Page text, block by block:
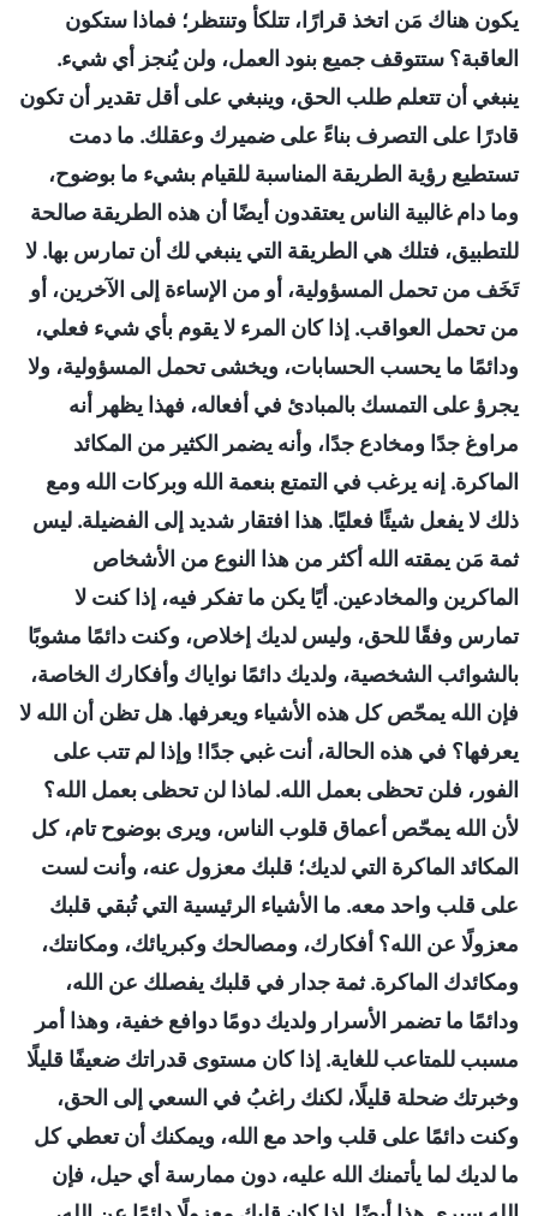
يكون هناك مَن اتخذ قرارًا، تتلكأ وتنتظر؛ فماذا ستكون
العاقبة؟ ستتوقف جميع بنود العمل، ولن يُنجز أي شيء.
ينبغي أن تتعلم طلب الحق، وينبغي على أقل تقدير أن تكون
قادرًا على التصرف بناءً على ضميرك وعقلك. ما دمت
تستطيع رؤية الطريقة المناسبة للقيام بشيء ما بوضوح،
وما دام غالبية الناس يعتقدون أيضًا أن هذه الطريقة صالحة
للتطبيق، فتلك هي الطريقة التي ينبغي لك أن تمارس بها. لا
تَخَف من تحمل المسؤولية، أو من الإساءة إلى الآخرين، أو
من تحمل العواقب. إذا كان المرء لا يقوم بأي شيء فعلي،
ودائمًا ما يحسب الحسابات، ويخشى تحمل المسؤولية، ولا
يجرؤ على التمسك بالمبادئ في أفعاله، فهذا يظهر أنه
مراوغ جدًا ومخادع جدًا، وأنه يضمر الكثير من المكائد
الماكرة. إنه يرغب في التمتع بنعمة الله وبركات الله ومع
ذلك لا يفعل شيئًا فعليًا. هذا افتقار شديد إلى الفضيلة. ليس
ثمة مَن يمقته الله أكثر من هذا النوع من الأشخاص
الماكرين والمخادعين. أيًا يكن ما تفكر فيه، إذا كنت لا
تمارس وفقًا للحق، وليس لديك إخلاص، وكنت دائمًا مشوبًا
بالشوائب الشخصية، ولديك دائمًا نواياك وأفكارك الخاصة،
فإن الله يمحّص كل هذه الأشياء ويعرفها. هل تظن أن الله لا
يعرفها؟ في هذه الحالة، أنت غبي جدًا! وإذا لم تتب على
الفور، فلن تحظى بعمل الله. لماذا لن تحظى بعمل الله؟
لأن الله يمحّص أعماق قلوب الناس، ويرى بوضوح تام، كل
المكائد الماكرة التي لديك؛ قلبك معزول عنه، وأنت لست
على قلب واحد معه. ما الأشياء الرئيسية التي تُبقي قلبك
معزولًا عن الله؟ أفكارك، ومصالحك وكبريائك، ومكانتك،
ومكائدك الماكرة. ثمة جدار في قلبك يفصلك عن الله،
ودائمًا ما تضمر الأسرار ولديك دومًا دوافع خفية، وهذا أمر
مسبب للمتاعب للغاية. إذا كان مستوى قدراتك ضعيفًا قليلًا
وخبرتك ضحلة قليلًا، لكنك راغبُ في السعي إلى الحق،
وكنت دائمًا على قلب واحد مع الله، ويمكنك أن تعطي كل
ما لديك لما يأتمنك الله عليه، دون ممارسة أي حيل، فإن